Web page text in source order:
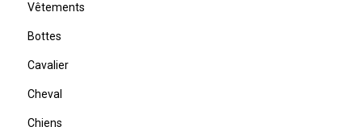
Vêtements
Bottes
Cavalier
Cheval
Chiens